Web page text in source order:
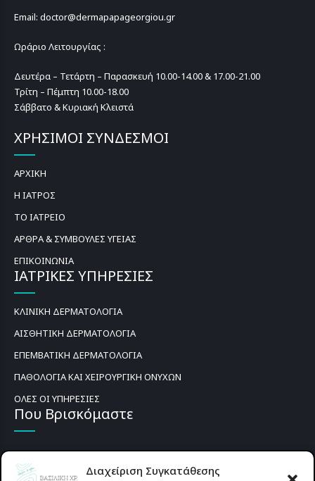
Διαχείριση Συγκατάθεσης
Email: doctor@dermapapageorgiou.gr
Ωράριο Λειτουργίας :
Δευτέρα – Τετάρτη – Παρασκευή 10.00-14.00 & 17.00-21.00
Τρίτη – Πέμπτη 10.00-18.00
Σάββατο & Κυριακή Κλειστά
ΧΡΗΣΙΜΟΙ ΣΥΝΔΕΣΜΟΙ
ΑΡΧΙΚΗ
Η ΙΑΤΡΟΣ
ΤΟ ΙΑΤΡΕΙΟ
ΑΡΘΡΑ & ΣΥΜΒΟΥΛΕΣ ΥΓΕΙΑΣ
ΕΠΙΚΟΙΝΩΝΙΑ
ΙΑΤΡΙΚΕΣ ΥΠΗΡΕΣΙΕΣ
ΚΛΙΝΙΚΗ ΔΕΡΜΑΤΟΛΟΓΙΑ
ΑΙΣΘΗΤΙΚΗ ΔΕΡΜΑΤΟΛΟΓΙΑ
ΕΠΕΜΒΑΤΙΚΗ ΔΕΡΜΑΤΟΛΟΓΙΑ
ΠΑΘΟΛΟΓΙΑ ΚΑΙ ΧΕΙΡΟΥΡΓΙΚΗ ΟΝΥΧΩΝ
ΟΛΕΣ ΟΙ ΥΠΗΡΕΣΙΕΣ
Που Βρισκόμαστε